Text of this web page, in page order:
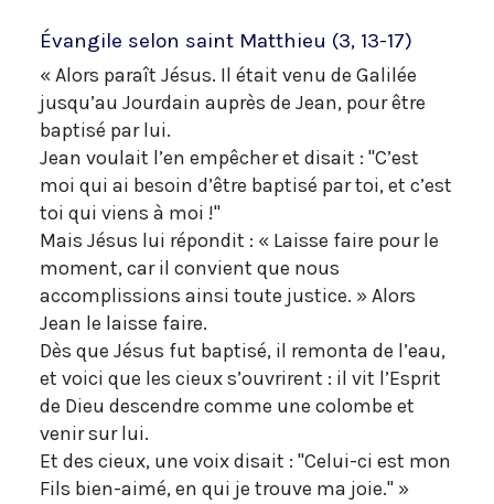
Évangile selon saint Matthieu (3, 13-17)
« Alors paraît Jésus. Il était venu de Galilée
jusqu’au Jourdain auprès de Jean, pour être
baptisé par lui.
Jean voulait l’en empêcher et disait : "C’est
moi qui ai besoin d’être baptisé par toi, et c’est
toi qui viens à moi !"
Mais Jésus lui répondit : « Laisse faire pour le
moment, car il convient que nous
accomplissions ainsi toute justice. » Alors
Jean le laisse faire.
Dès que Jésus fut baptisé, il remonta de l’eau,
et voici que les cieux s’ouvrirent : il vit l’Esprit
de Dieu descendre comme une colombe et
venir sur lui.
Et des cieux, une voix disait : "Celui-ci est mon
Fils bien-aimé, en qui je trouve ma joie." »